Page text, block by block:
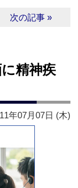
次の記事 »
に精神疾
年07月07日 (木)